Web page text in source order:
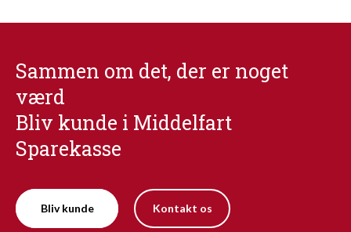
Sammen om det, der er noget
værd
Bliv kunde i Middelfart
Sparekasse
Bliv kunde Kontakt os